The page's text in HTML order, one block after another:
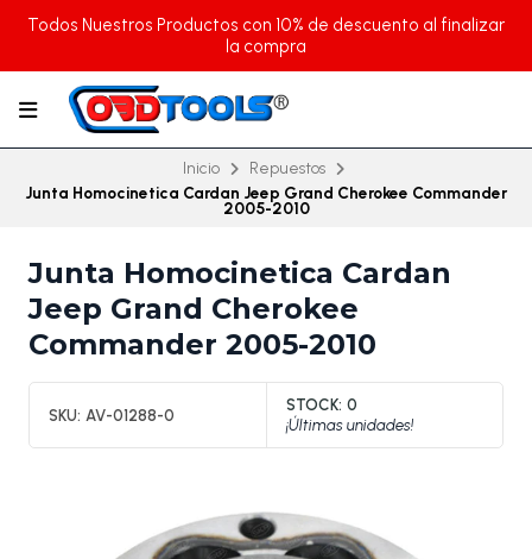
Todos Nuestros Productos con 10% de descuento al finalizar
la compra
Inicio
Repuestos
Junta Homocinetica Cardan Jeep Grand Cherokee Commander
2005-2010
Junta Homocinetica Cardan
Jeep Grand Cherokee
Commander 2005-2010
SKU: AV-01288-0
STOCK: 0
¡Últimas unidades!